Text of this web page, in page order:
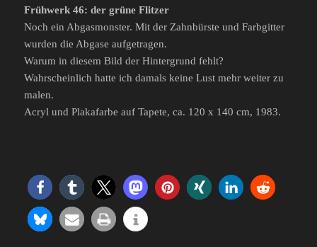
Frühwerk 46: der grüne Flitzer
Noch ein Abgasmonster. Mit der Zahnbürste und Farbgitter
wurden die Abgase aufgetragen.
Warum in diesem Bild der Hintergrund fehlt?
Wahrscheinlich hatte ich damals keine Lust mehr weiter zu
malen.
Acryl und Plakafarbe auf Tapete, ca. 120 x 140 cm, 1983.